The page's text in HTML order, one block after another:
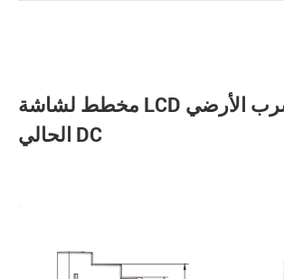
مخطط لشاشة LCD تتابع التسرب الأرضي
الحالي DC